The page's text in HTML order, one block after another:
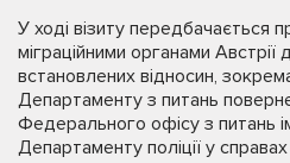
У ході візиту передбачається
міграційними органами Австрії
встановлених відносин,
Департаменту з питань
Федерального офісу з питань
Департаменту поліції у справах